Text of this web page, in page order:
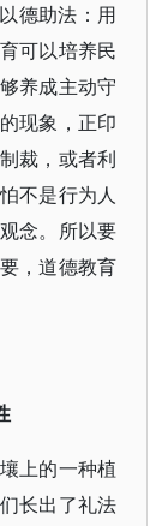
德助法：用
可以培养民
养成主动守
现象，正印
裁，或者利
不是行为人
念。所以要
，道德教育
上的一种植
长出了礼法